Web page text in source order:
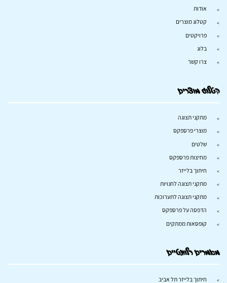
אודות
קטלוג מוצרים
פרויקטים
בלוג
צרו קשר
קטלוג מוצרים
מתקני תצוגה
מוצרי פרספקס
שלטים
מחיצות פרספקס
חיתוך בלייזר
מתקני תצוגה לחנויות
מתקני תצוגה לתערוכות
הדפסה על פרספקס
קופסאות ממתקים
מאמרים רלוונטיים
חיתוך בלייזר תל אביב